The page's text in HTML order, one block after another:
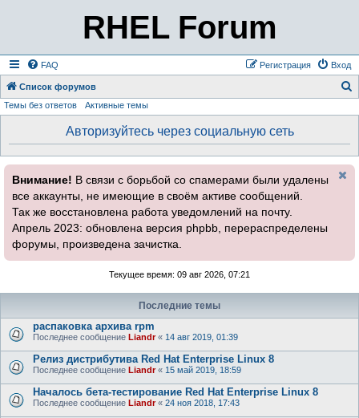
RHEL Forum
FAQ Вход
Регистрация
Список форумов
Темы без ответов Активные темы
Авторизуйтесь через социальную сеть
Внимание! В связи с борьбой со спамерами были удалены
все аккаунты, не имеющие в своём активе сообщений.
Так же восстановлена работа уведомлений на почту.
Апрель 2023: обновлена версия phpbb, перераспределены
форумы, произведена зачистка.
Текущее время: 09 авг 2026, 07:21
Последние темы
распаковка архива rpm
Последнее сообщение Liandr« 14 авг 2019, 01:39
Релиз дистрибутива Red Hat Enterprise Linux 8
Последнее сообщение Liandr« 15 май 2019, 18:59
Началось бета-тестирование Red Hat Enterprise Linux 8
Последнее сообщение Liandr« 24 ноя 2018, 17:43